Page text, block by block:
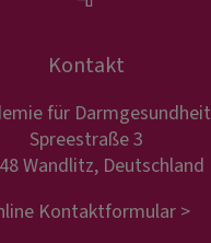
Kontakt
für Darmgesundheit
Spreestraße 3
Wandlitz, Deutschland
Kontaktformular >